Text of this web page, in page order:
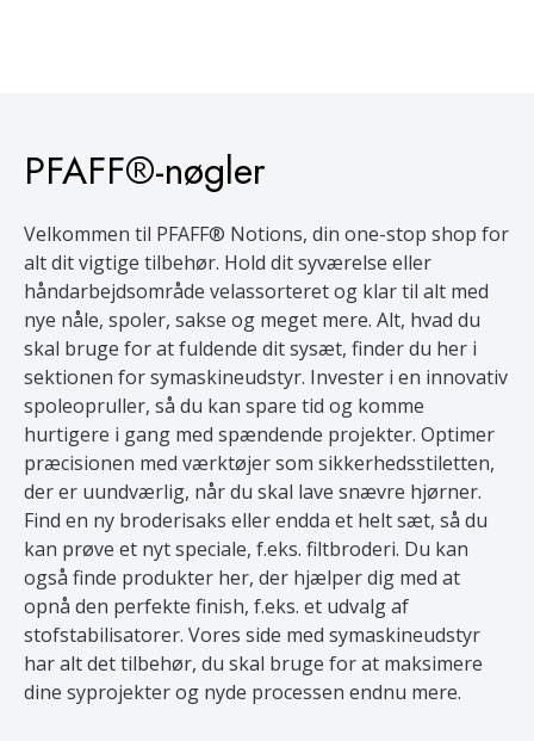
PFAFF®-nøgler
Velkommen til PFAFF® Notions, din one-stop shop for
alt dit vigtige tilbehør. Hold dit syværelse eller
håndarbejdsområde velassorteret og klar til alt med
nye nåle, spoler, sakse og meget mere. Alt, hvad du
skal bruge for at fuldende dit sysæt, finder du her i
sektionen for symaskineudstyr. Invester i en innovativ
spoleopruller, så du kan spare tid og komme
hurtigere i gang med spændende projekter. Optimer
præcisionen med værktøjer som sikkerhedsstiletten,
der er uundværlig, når du skal lave snævre hjørner.
Find en ny broderisaks eller endda et helt sæt, så du
kan prøve et nyt speciale, f.eks. filtbroderi. Du kan
også finde produkter her, der hjælper dig med at
opnå den perfekte finish, f.eks. et udvalg af
stofstabilisatorer. Vores side med symaskineudstyr
har alt det tilbehør, du skal bruge for at maksimere
dine syprojekter og nyde processen endnu mere.